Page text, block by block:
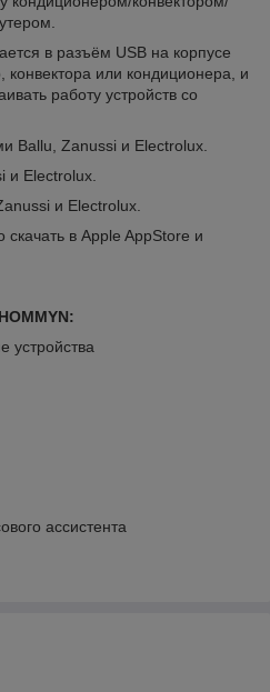
в разъём USB на корпусе
или кондиционера, и
работу устройств со
Ballu, Zanussi и Electrolux.
и Electrolux.
и Electrolux.
в Apple AppStore и
устройства
ассистента